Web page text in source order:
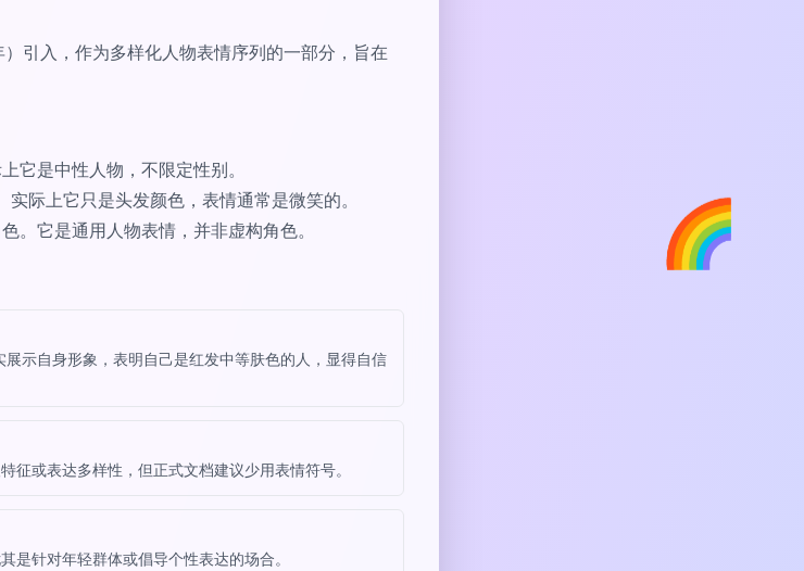
🌈
引入，作为多样化人物表情序列的一部分，旨在
它是中性人物，不限定性别。
际上它只是头发颜色，表情通常是微笑的。
。它是通用人物表情，并非虚构角色。
示自身形象，表明自己是红发中等肤色的人，显得自信
征或表达多样性，但正式文档建议少用表情符号。
是针对年轻群体或倡导个性表达的场合。